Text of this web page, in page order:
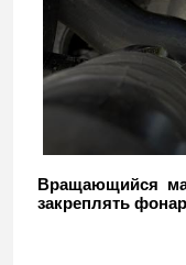
Вращающийся
закреплять